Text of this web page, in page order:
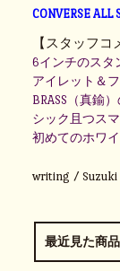
CONVERSE ALL
【スタッフコ
6インチのスタ
アイレット＆
BRASS（真鍮
シック且つス
初めてのホワ
writing / Suzuki
最近見た商品